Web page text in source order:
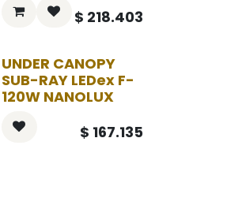
$ 218.403
UNDER CANOPY
SUB-RAY LEDex F-
120W NANOLUX
$ 167.135